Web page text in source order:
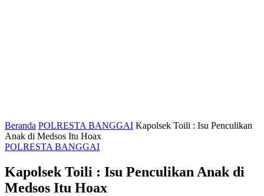
Beranda POLRESTA BANGGAI Kapolsek Toili : Isu Penculikan
Anak di Medsos Itu Hoax
POLRESTA BANGGAI
Kapolsek Toili : Isu Penculikan Anak di
Medsos Itu Hoax